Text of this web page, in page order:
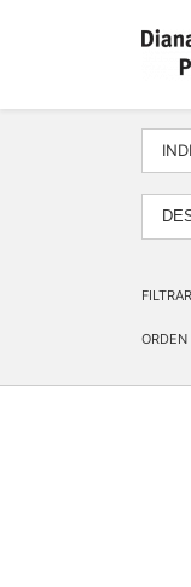
FILTRAR
ORDEN